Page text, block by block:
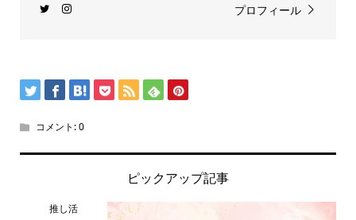
プロフィール
コメント:0
ピックアップ記事
推し活